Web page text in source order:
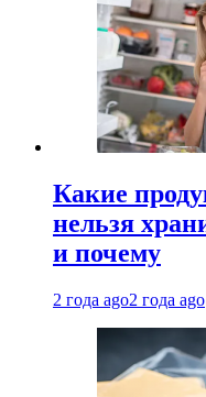
Какие
нельзя
и почему
2 года ago2 года ago